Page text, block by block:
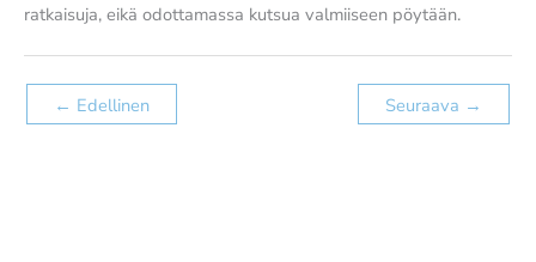
ratkaisuja, eikä odottamassa kutsua valmiiseen pöytään.
← Edellinen Seuraava →